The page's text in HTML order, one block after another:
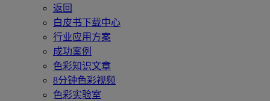
返回
白皮书下载中心
行业应用方案
成功案例
色彩知识文章
8分钟色彩视频
色彩实验室